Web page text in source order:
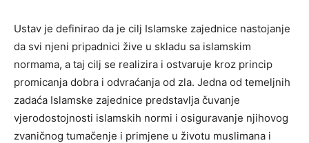
Ustav je definirao da je cilj Islamske zajednice nastojanje
da svi njeni pripadnici žive u skladu sa islamskim
normama, a taj cilj se realizira i ostvaruje kroz princip
promicanja dobra i odvraćanja od zla. Jedna od temeljnih
zadaća Islamske zajednice predstavlja čuvanje
vjerodostojnosti islamskih normi i osiguravanje njihovog
zvaničnog tumačenje i primjene u životu muslimana i